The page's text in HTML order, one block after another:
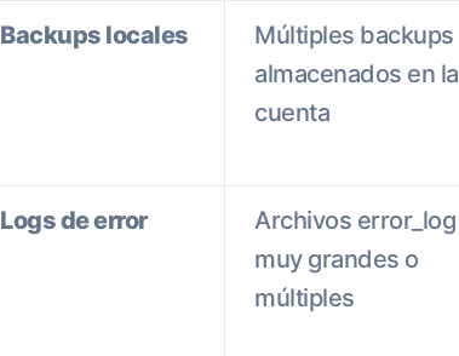
Backups locales
Múltiples backups
almacenados en la
cuenta
Logs de error
Archivos error_log
muy grandes o
múltiples